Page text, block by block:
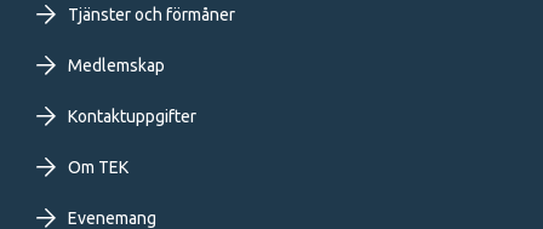
Footer
primary
menu
SV
Tjänster och förmåner
Medlemskap
Kontaktuppgifter
Om TEK
Evenemang